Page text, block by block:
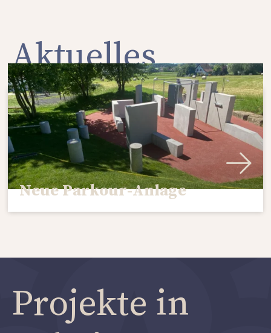
Aktuelles
Neue Parkour-Anlage
Projekte in